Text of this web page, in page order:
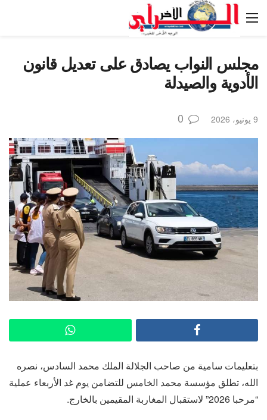
مجلس النواب يصادق على تعديل قانون
الأدوية والصيدلة
9 يونيو، 2026 0
بتعليمات سامية من صاحب الجلالة الملك محمد السادس، نصره
الله، تطلق مؤسسة محمد الخامس للتضامن يوم غد الأربعاء عملية
“مرحبا 2026” لاستقبال المغاربة المقيمين بالخارج.